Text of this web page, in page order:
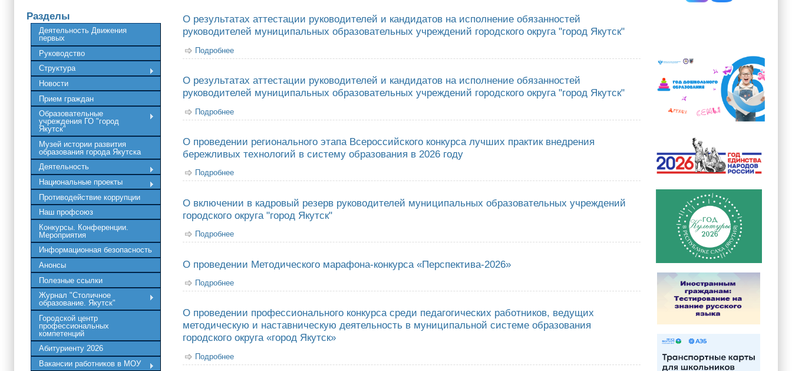
Разделы
Деятельность Движения
первых
Руководство
Структура
Новости
Прием граждан
Образовательные
учреждения ГО "город
Якутск"
Музей истории развития
образования города Якутска
Деятельность
Национальные проекты
Противодействие коррупции
Наш профсоюз
Конкурсы. Конференции.
Мероприятия
Информационная безопасность
Анонсы
Полезные ссылки
Журнал "Столичное
образование. Якутск"
Городской центр
профессиональных
компетенций
Абитуриенту 2026
Вакансии работников в МОУ
О результатах аттестации руководителей и кандидатов на исполнение обязанностей
руководителей муниципальных образовательных учреждений городского округа "город Якутск"
Подробнее
городского округа "город Якутск"
О результатах аттестации руководителей и кандидатов на исполнение обязанностей
руководителей муниципальных образовательных учреждений городского округа "город Якутск"
Подробнее о О результатах аттестации руководителей и кандидатов на исполнение обязанностей руководителей муниципальных образовательных учреждений
городского округа "город Якутск"
О проведении регионального этапа Всероссийского конкурса лучших практик внедрения
бережливых технологий в систему образования в 2026 году
Подробнее о О проведении регионального этапа Всероссийского конкурса лучших практик внедрения бережливых технологий в систему образования в 2026 году
О включении в кадровый резерв руководителей муниципальных образовательных учреждений
городского округа "город Якутск"
Подробнее о О включении в кадровый резерв руководителей муниципальных образовательных учреждений городского округа "город Якутск"
О проведении Методического марафона-конкурса «Перспектива-2026»
Подробнее
О проведении профессионального конкурса среди педагогических работников, ведущих
методическую и наставническую деятельность в муниципальной системе образования
городского округа «город Якутск»
Подробнее о О проведении профессионального конкурса среди педагогических работников, ведущих методическую и наставническую деятельность в
муниципальной системе образования городского округа «город Якутск»